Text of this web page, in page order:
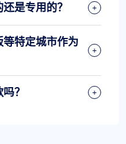
是专用的？
特定城市作为
？